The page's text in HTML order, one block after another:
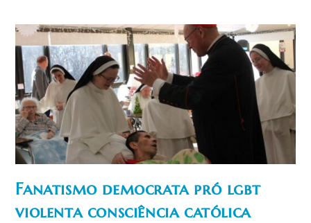
Fanatismo democrata pró lgbt
violenta consciência católica